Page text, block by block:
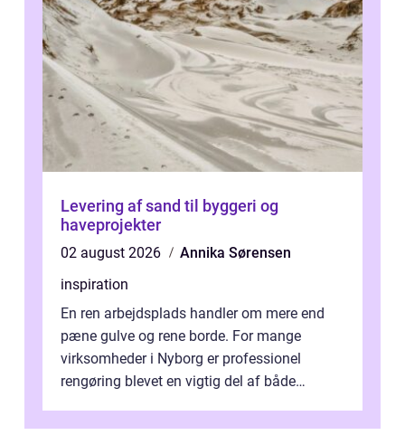
Levering af sand til byggeri og
haveprojekter
02 august 2026
Annika Sørensen
inspiration
En ren arbejdsplads handler om mere end
pæne gulve og rene borde. For mange
virksomheder i Nyborg er professionel
rengøring blevet en vigtig del af både
samlede ...